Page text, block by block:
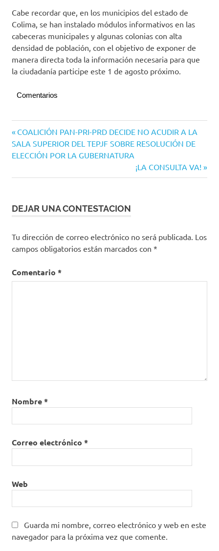
Cabe recordar que, en los municipios del estado de
Colima, se han instalado módulos informativos en las
cabeceras municipales y algunas colonias con alta
densidad de población, con el objetivo de exponer de
manera directa toda la información necesaria para que
la ciudadanía participe este 1 de agosto próximo.
Comentarios
Navegación
de
Entrada
anterior:
COALICIÓN PAN-PRI-PRD DECIDE NO ACUDIR A LA
SALA SUPERIOR DEL TEPJF SOBRE RESOLUCIÓN DE
ELECCIÓN POR LA GUBERNATURA
Siguiente
entrada:
¡LA CONSULTA VA!
DEJAR UNA CONTESTACION
Tu dirección de correo electrónico no será publicada. Los
campos obligatorios están marcados con *
Comentario *
Nombre*
Correo electrónico *
Web
Guarda mi nombre, correo electrónico y web en este
navegador para la próxima vez que comente.